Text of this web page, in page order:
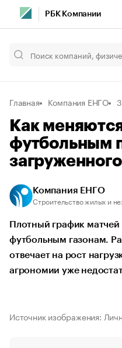
РБК Компании
Главная Компания ЕНГО
Как
футбольным
Компания ЕНГО
Строительство жилых и
Плотный график матчей
футбольным газонам.
отвечает на рост
агрономии уже
Источник изображения: